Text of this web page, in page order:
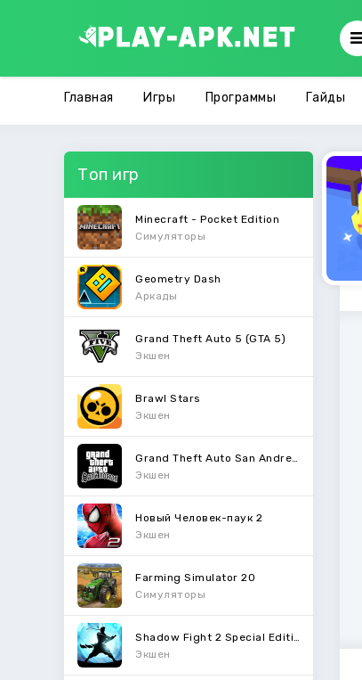
Главная Игры Программы Гайды
Топ игр
Minecraft - Pocket Edition
Симуляторы
Geometry Dash
Аркады
Grand Theft Auto 5 (GTA 5)
Экшен
Brawl Stars
Экшен
Экшен
Новый Человек-паук 2
Экшен
Farming Simulator 20
Симуляторы
Экшен